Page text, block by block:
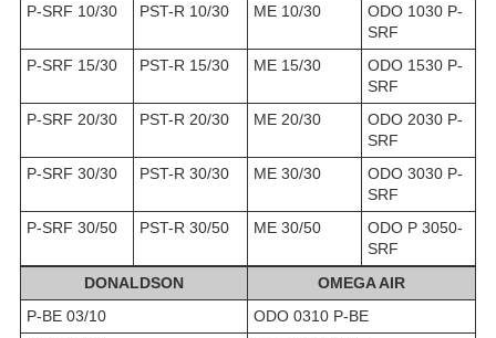
P-SRF 10/30
PST-R 10/30 ME 10/30
ODO 1030 P-
SRF
P-SRF 15/30
PST-R 15/30 ME 15/30
ODO 1530 P-
SRF
P-SRF 20/30
PST-R 20/30 ME 20/30
ODO 2030 P-
SRF
P-SRF 30/30
PST-R 30/30 ME 30/30
ODO 3030 P-
SRF
P-SRF 30/50
PST-R 30/50 ME 30/50
ODO P 3050-
SRF
DONALDSON
OMEGA AIR
P-BE 03/10
ODO 0310 P-BE